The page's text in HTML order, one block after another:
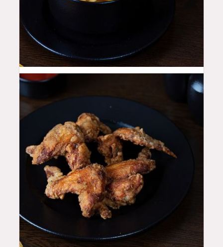
QAR 12
QAR 18